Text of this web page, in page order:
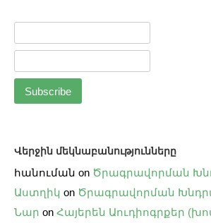
Վերջին մեկնաբանությունները
հանուման on Ծրագրավորման
Աստղիկ on Ծրագրավորման
Նար on Հայերեն Աուդիոգրքեր